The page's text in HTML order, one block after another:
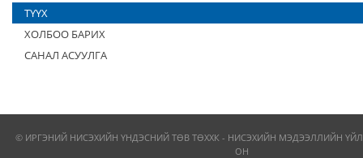
ТҮҮХ
ХОЛБОО БАРИХ
САНАЛ АСУУЛГА
© ИРГЭНИЙ НИСЭХИЙН ҮНДЭСНИЙ ТӨВ ТӨХХК - НИСЭХИЙН МЭДЭЭЛЛИЙН
ОН